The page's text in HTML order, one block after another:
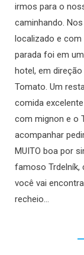
irmos para o
caminhando.
localizado e
parada foi em
hotel, em
Tomato. Um
comida
com mignon e o
acompanhar
MUITO boa por
famoso Trdelník,
você vai
recheio…